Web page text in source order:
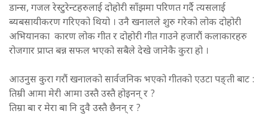
डान्स, गजल रेस्टुरेन्टहरुलाई दोहोरी साँझमा परिणत गर्दै त्यसलाई
ब्यबसायीकरण गरिएको थियो । उनै खनालले शुरु गरेको लोक दोहोरी
अभियानका कारण लोक गीत र दोहोरी गीत गाउने हजारौं कलाकारहरु
रोजगार प्राप्त बन्न सफल भएको सबैले देखे जानेकै कुरा हो ।
आउनुस कुरा गरौं खनालको सार्वजनिक भएको गीतको एउटा पङ्ती बाट :
तिम्री आमा मेरी आमा उस्तै उस्तै होइनन् र ?
तिम्रा बा र मेरा बा नि दुवै उस्तै छैनन् र ?